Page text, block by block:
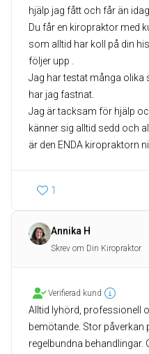
hjälp jag fått och får än idag.
Du får en kiropraktor med
som alltid har koll på din
följer upp .
Jag har testat många olika
har jag fastnat.
Jag är tacksam för hjälp
känner sig alltid sedd och
är den ENDA kiropraktorn
1
Annika H
Skrev om Din Kiropraktor
Verifierad kund
Alltid lyhörd, professionell
bemötande. Stor påverkan
regelbundna behandlingar.